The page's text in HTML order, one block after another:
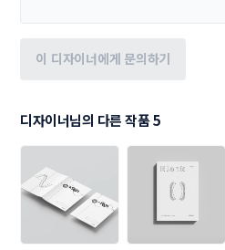
이 디자이너에게 문의하기
디자이너님의 다른 작품 5